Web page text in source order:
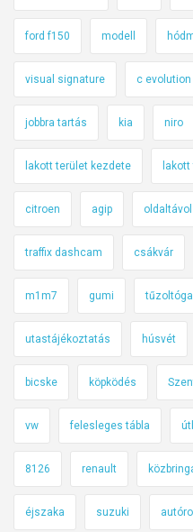
ford f150 modell
visual signature c evolution
jobbra tartás kia niro
lakott terület kezdete
citroen agip
traffix dashcam csákvár
m1m7 gumi
utastájékoztatás húsvét
bicske köpködés
vw felesleges tábla
8126 renault
éjszaka suzuki